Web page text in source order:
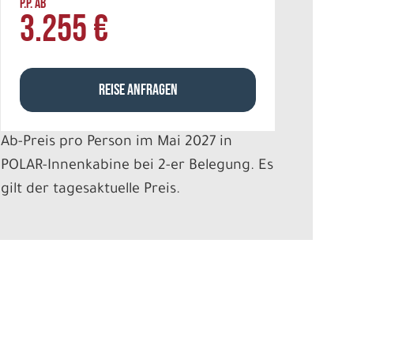
P.P. AB
3.255 €
REISE ANFRAGEN
Ab-Preis pro Person im Mai 2027 in
POLAR-Innenkabine bei 2-er Belegung. Es
gilt der tagesaktuelle Preis.